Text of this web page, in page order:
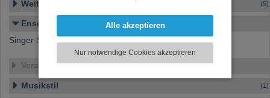
Funktionen für soziale Medien anbieten zu
zu analysieren. Dabei werden ggf.
Informationen zu Ihrer Verwendung unserer
soziale Medien, Werbung und Analysen
Alle akzeptieren
Nur notwendige Cookies akzeptieren
Weitere Ensembles (5)
Ensemble-Details
Singer-Songwriter
Veranstaltungen
Musikstil (1)